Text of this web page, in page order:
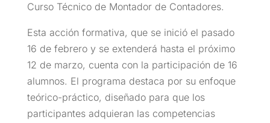
Curso Técnico de Montador de Contadores.
Esta acción formativa, que se inició el pasado
16 de febrero y se extenderá hasta el próximo
12 de marzo, cuenta con la participación de 16
alumnos. El programa destaca por su enfoque
teórico-práctico, diseñado para que los
participantes adquieran las competencias